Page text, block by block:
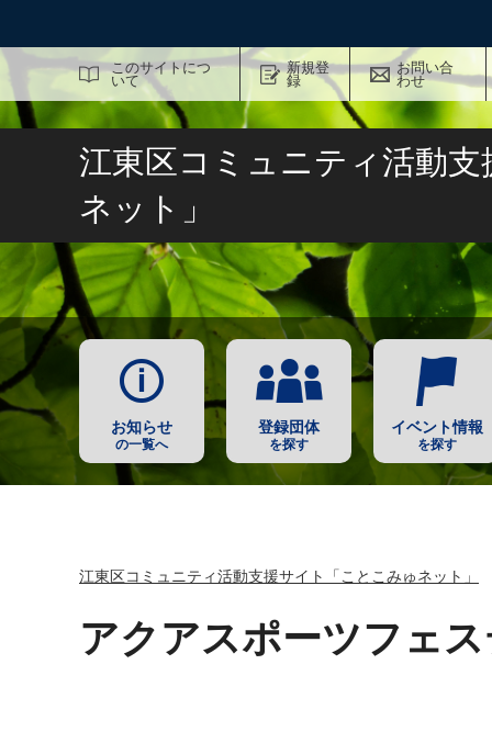
このサイトにつ
いて
新規登
録
お問い合
わせ
サイト内検索
江東区コミュニティ活動
ネット」
お知らせ
の一覧へ
登録団体
を探す
イベント情報
を探す
江東区コミュニティ活動支援サイト「ことこみゅネット」
アクアスポーツフェ